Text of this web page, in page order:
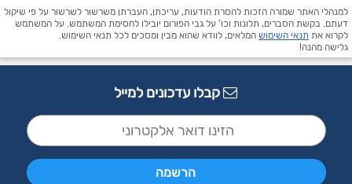
למנהלי האתר שמורה הזכות להסרת הודעות, עריכתן, העברתן משרשור לשרשור על פי שיקול
דעתם. בקשת הסברים, תלונות וכו' על גבי הפורום יובילו לחסימת המשתמש. על המשתמש
לקרוא את תנאי השימוש המלאים, לוודא שהוא מבין ומסכים לכל תנאי השימוש.
גלישה מהנה!
קבלו עדכונים למייל